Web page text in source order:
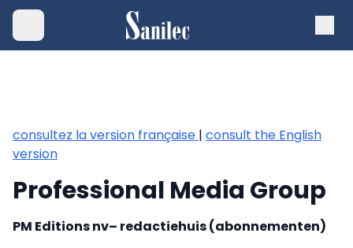
consultez la version française | consult the English
version
Professional Media Group
PM Editions nv– redactiehuis (abonnementen)